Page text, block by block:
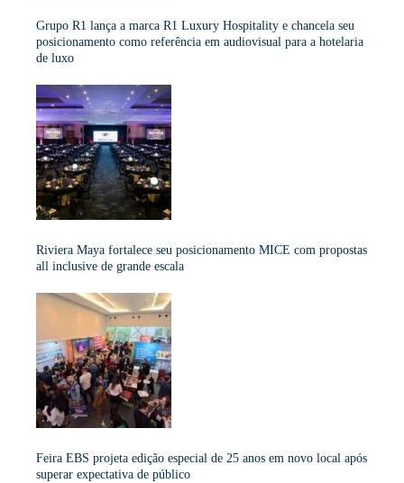
Grupo R1 lança a marca R1 Luxury Hospitality e chancela seu
posicionamento como referência em audiovisual para a hotelaria
de luxo
Riviera Maya fortalece seu posicionamento MICE com propostas
all inclusive de grande escala
Feira EBS projeta edição especial de 25 anos em novo local após
superar expectativa de público